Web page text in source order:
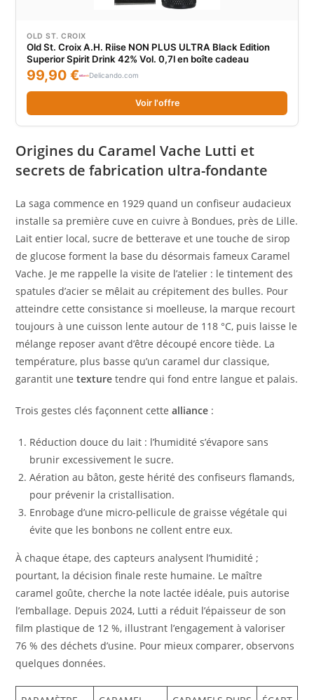
OLD ST. CROIX
Old St. Croix A.H. Riise NON PLUS ULTRA Black Edition
Superior Spirit Drink 42% Vol. 0,7l en boîte cadeau
99,90 € Delicando.com
Voir l'offre
Origines du Caramel Vache Lutti et
secrets de fabrication ultra-fondante
La saga commence en 1929 quand un confiseur audacieux
installe sa première cuve en cuivre à Bondues, près de Lille.
Lait entier local, sucre de betterave et une touche de sirop
de glucose forment la base du désormais fameux Caramel
Vache. Je me rappelle la visite de l’atelier : le tintement des
spatules d’acier se mêlait au crépitement des bulles. Pour
atteindre cette consistance si moelleuse, la marque recourt
toujours à une cuisson lente autour de 118 °C, puis laisse le
mélange reposer avant d’être découpé encore tiède. La
température, plus basse qu’un caramel dur classique,
garantit unetexture tendre qui fond entre langue et palais.
Trois gestes clés façonnent cettealliance :
Réduction douce du lait : l’humidité s’évapore sans
brunir excessivement le sucre.
Aération au bâton, geste hérité des confiseurs flamands,
pour prévenir la cristallisation.
Enrobage d’une micro-pellicule de graisse végétale qui
évite que les bonbons ne collent entre eux.
À chaque étape, des capteurs analysent l’humidité ;
pourtant, la décision finale reste humaine. Le maître
caramel goûte, cherche la note lactée idéale, puis autorise
l’emballage. Depuis 2024, Lutti a réduit l’épaisseur de son
film plastique de 12 %, illustrant l’engagement à valoriser
76 % des déchets d’usine. Pour mieux comparer, observons
quelques données.